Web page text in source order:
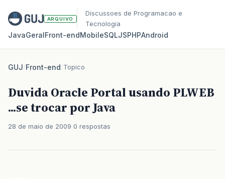
ARQUIVO
Discussoes de Programacao e
Tecnologia
JavaGeralFront‑endMobileSQLJSPHPAndroid
GUJ/Front-end/Topico
Duvida Oracle Portal usando PLWEB
...se trocar por Java
28 de maio de 2009 0 respostas